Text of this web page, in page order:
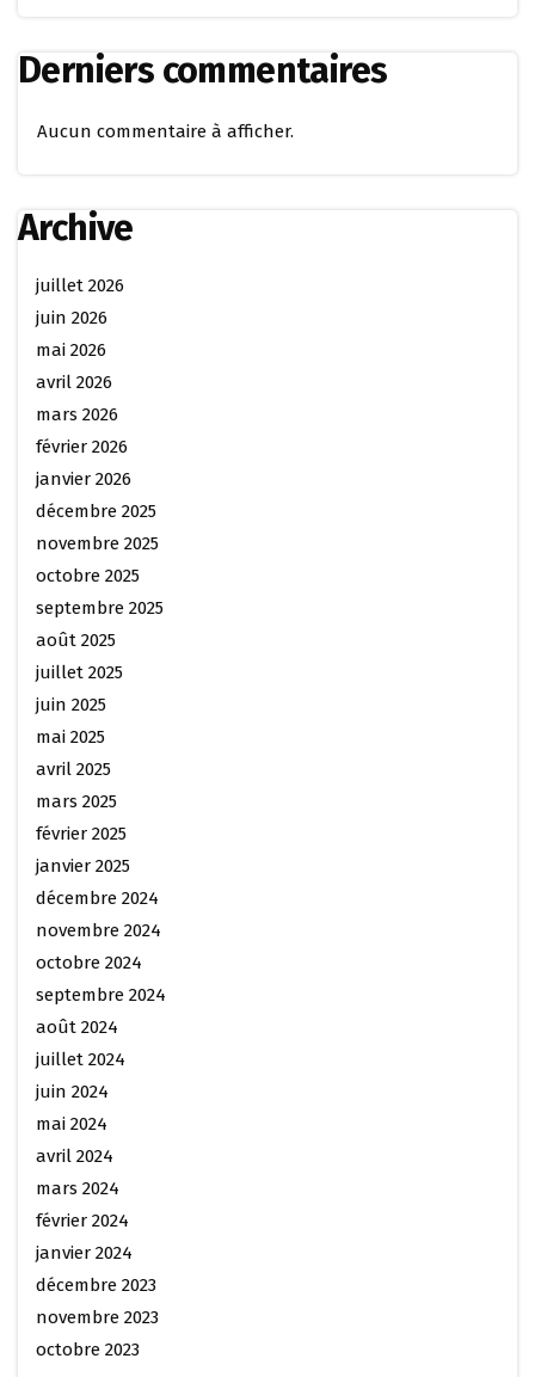
Derniers commentaires
Aucun commentaire à afficher.
Archive
juillet 2026
juin 2026
mai 2026
avril 2026
mars 2026
février 2026
janvier 2026
décembre 2025
novembre 2025
octobre 2025
septembre 2025
août 2025
juillet 2025
juin 2025
mai 2025
avril 2025
mars 2025
février 2025
janvier 2025
décembre 2024
novembre 2024
octobre 2024
septembre 2024
août 2024
juillet 2024
juin 2024
mai 2024
avril 2024
mars 2024
février 2024
janvier 2024
décembre 2023
novembre 2023
octobre 2023